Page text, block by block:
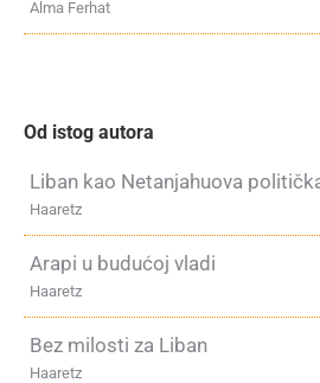
Alma Ferhat
Od istog autora
Liban kao Netanjahuova
Haaretz
Arapi u budućoj vladi
Haaretz
Bez milosti za Liban
Haaretz